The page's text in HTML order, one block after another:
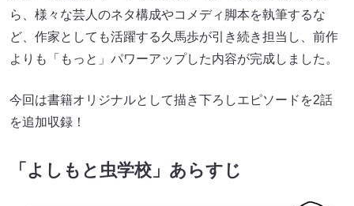
ら、様々な芸人のネタ構成やコメディ脚本を執筆するな
ど、作家としても活躍する久馬歩が引き続き担当し、前作
よりも「もっと」パワーアップした内容が完成しました。
今回は書籍オリジナルとして描き下ろしエピソードを2話
を追加収録！
「よしもと虫学校」あらすじ